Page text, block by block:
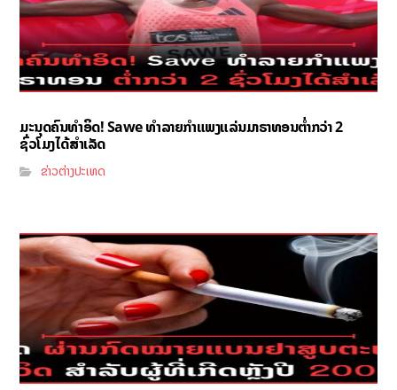
ມະນຸດຄົນທຳອິດ! Sawe ທຳລາຍກຳແພງແລ່ນມາຣາທອນຕ່ຳກວ່າ 2
ຊົ່ວໂມງໄດ້ສຳເລັດ
ຂ່າວຕ່າງປະເທດ